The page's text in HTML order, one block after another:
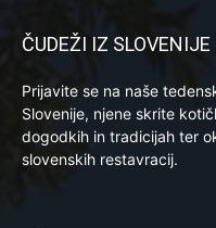
ČUDEŽI IZ SLOVENIJE
Prijavite se na naše
Slovenije, njene skrite
dogodkih in tradicijah ter
slovenskih restavracij.